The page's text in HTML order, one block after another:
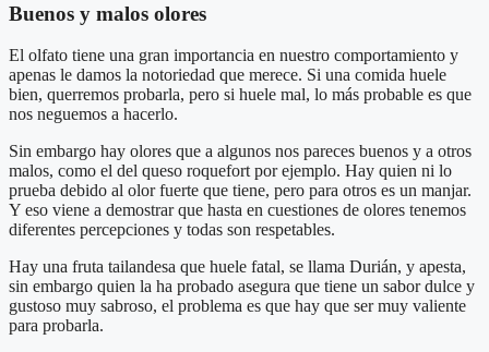
Buenos y malos olores
El olfato tiene una gran importancia en nuestro comportamiento y
apenas le damos la notoriedad que merece. Si una comida huele
bien, querremos probarla, pero si huele mal, lo más probable es que
nos neguemos a hacerlo.
Sin embargo hay olores que a algunos nos pareces buenos y a otros
malos, como el del queso roquefort por ejemplo. Hay quien ni lo
prueba debido al olor fuerte que tiene, pero para otros es un manjar.
Y eso viene a demostrar que hasta en cuestiones de olores tenemos
diferentes percepciones y todas son respetables.
Hay una fruta tailandesa que huele fatal, se llama Durián, y apesta,
sin embargo quien la ha probado asegura que tiene un sabor dulce y
gustoso muy sabroso, el problema es que hay que ser muy valiente
para probarla.